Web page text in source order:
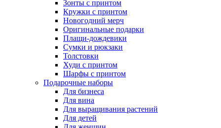
Зонты с принтом
Кружки с принтом
Новогодний мерч
Оригинальные подарки
Плащи-дождевики
Сумки и рюкзаки
Толстовки
Худи с принтом
Шарфы с принтом
Подарочные наборы
Для бизнеса
Для вина
Для выращивания растений
Для детей